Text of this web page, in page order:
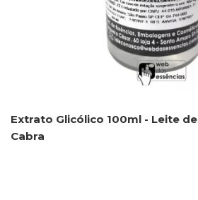
Extrato Glicólico 100ml - Leite de
Cabra